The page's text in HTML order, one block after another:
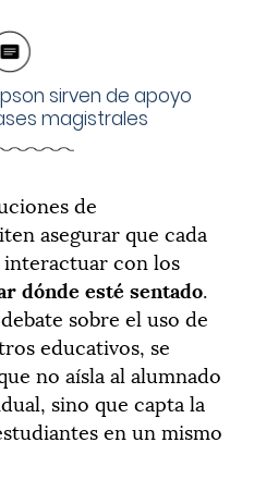
sirven de apoyo
magistrales
de
asegurar que cada
con los
dónde esté sentado.
sobre el uso de
educativos, se
no aísla al alumnado
sino que capta la
en un mismo